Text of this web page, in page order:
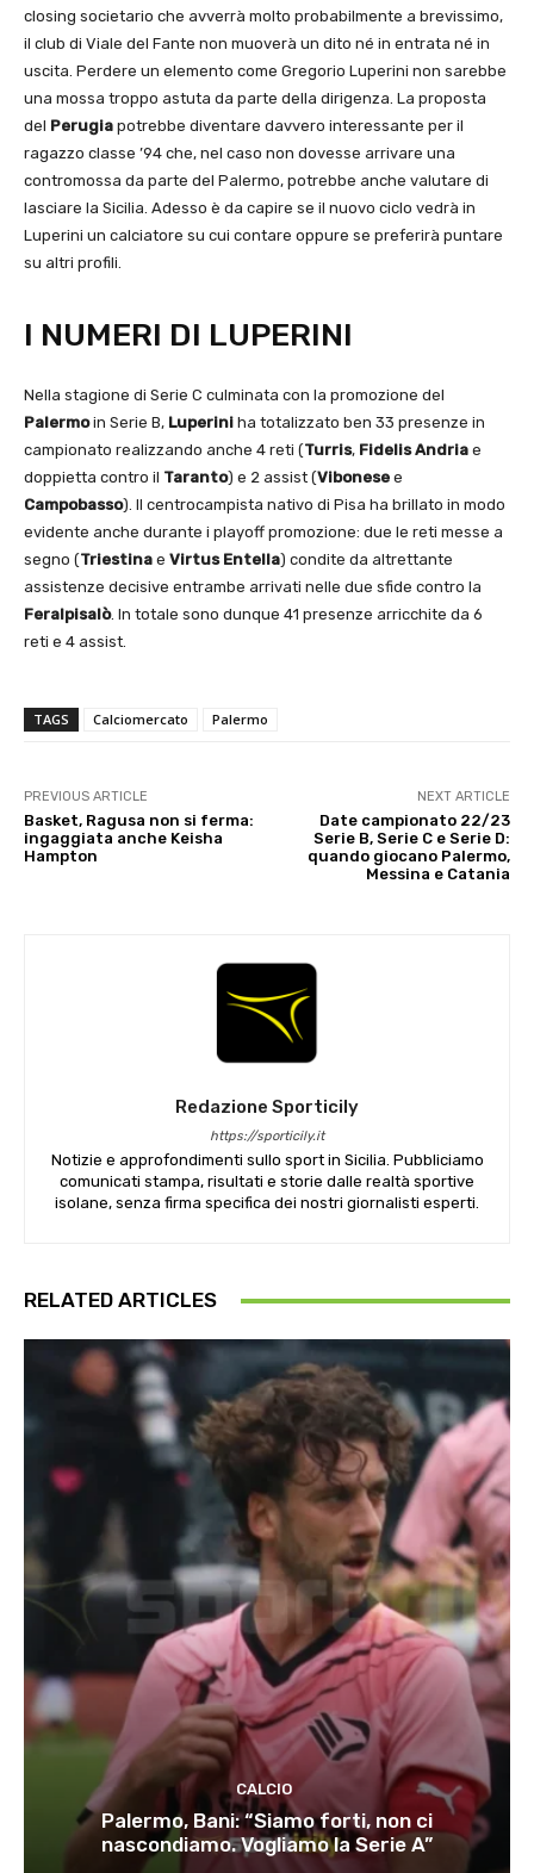
closing societario che avverrà molto probabilmente a brevissimo,
il club di Viale del Fante non muoverà un dito né in entrata né in
uscita. Perdere un elemento come Gregorio Luperini non sarebbe
una mossa troppo astuta da parte della dirigenza. La proposta
del Perugia potrebbe diventare davvero interessante per il
ragazzo classe ’94 che, nel caso non dovesse arrivare una
contromossa da parte del Palermo, potrebbe anche valutare di
lasciare la Sicilia. Adesso è da capire se il nuovo ciclo vedrà in
Luperini un calciatore su cui contare oppure se preferirà puntare
su altri profili.
I NUMERI DI LUPERINI
Nella stagione di Serie C culminata con la promozione del
Palermoin Serie B, Luperini ha totalizzato ben 33 presenze in
campionato realizzando anche 4 reti (Turris, Fidelis Andria e
doppietta contro il Taranto) e 2 assist (Vibonese e
Campobasso). Il centrocampista nativo di Pisa ha brillato in modo
evidente anche durante i playoff promozione: due le reti messe a
segno (Triestina e Virtus Entella) condite da altrettante
assistenze decisive entrambe arrivati nelle due sfide contro la
Feralpisalò. In totale sono dunque 41 presenze arricchite da 6
reti e 4 assist.
TAGS Calciomercato Palermo
PREVIOUS ARTICLE
Basket, Ragusa non si ferma:
ingaggiata anche Keisha
Hampton
NEXT ARTICLE
Date campionato 22/23
Serie B, Serie C e Serie D:
quando giocano Palermo,
Messina e Catania
Redazione Sporticily
https://sporticily.it
Notizie e approfondimenti sullo sport in Sicilia. Pubbliciamo
comunicati stampa, risultati e storie dalle realtà sportive
isolane, senza firma specifica dei nostri giornalisti esperti.
RELATED ARTICLES
CALCIO
Palermo, Bani: “Siamo forti, non ci
nascondiamo. Vogliamo la Serie A”